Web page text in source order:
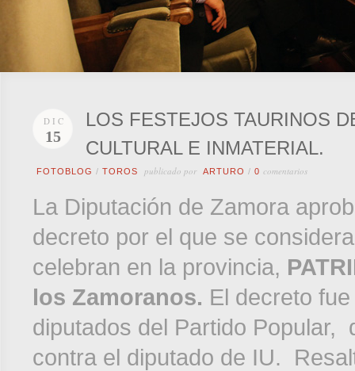
DIC
15
LOS FESTEJOS TAURINOS
CULTURAL E INMATERIAL.
FOTOBLOG / TOROS publicado por ARTURO / 0 comentarios
La Diputación de Zamora
decreto por el que se
celebran en la provincia,
los Zamoranos. El decreto
diputados del Partido Popular,
contra el diputado de IU.